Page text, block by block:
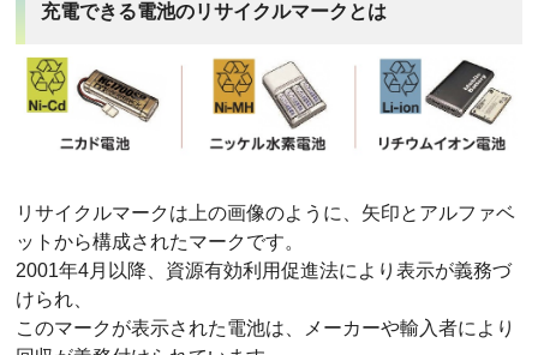
充電できる電池のリサイクルマークとは
リサイクルマークは上の画像のように、矢印とアルファベ
ットから構成されたマークです。
2001年4月以降、資源有効利用促進法により表示が義務づ
けられ、
このマークが表示された電池は、メーカーや輸入者により